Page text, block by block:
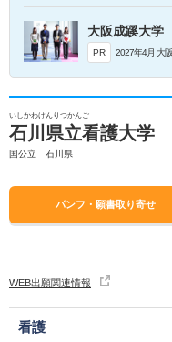
大阪成蹊大学
PR 2027年4月 大阪成
いしかわけんりつかんご
石川県立看護大学
国公立 石川県
パンフ・願書取り寄せ
WEB出願関連情報
看護